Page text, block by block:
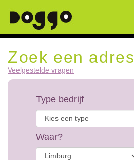
Zoek een adres
Veelgestelde vragen
Type bedrijf
Waar?